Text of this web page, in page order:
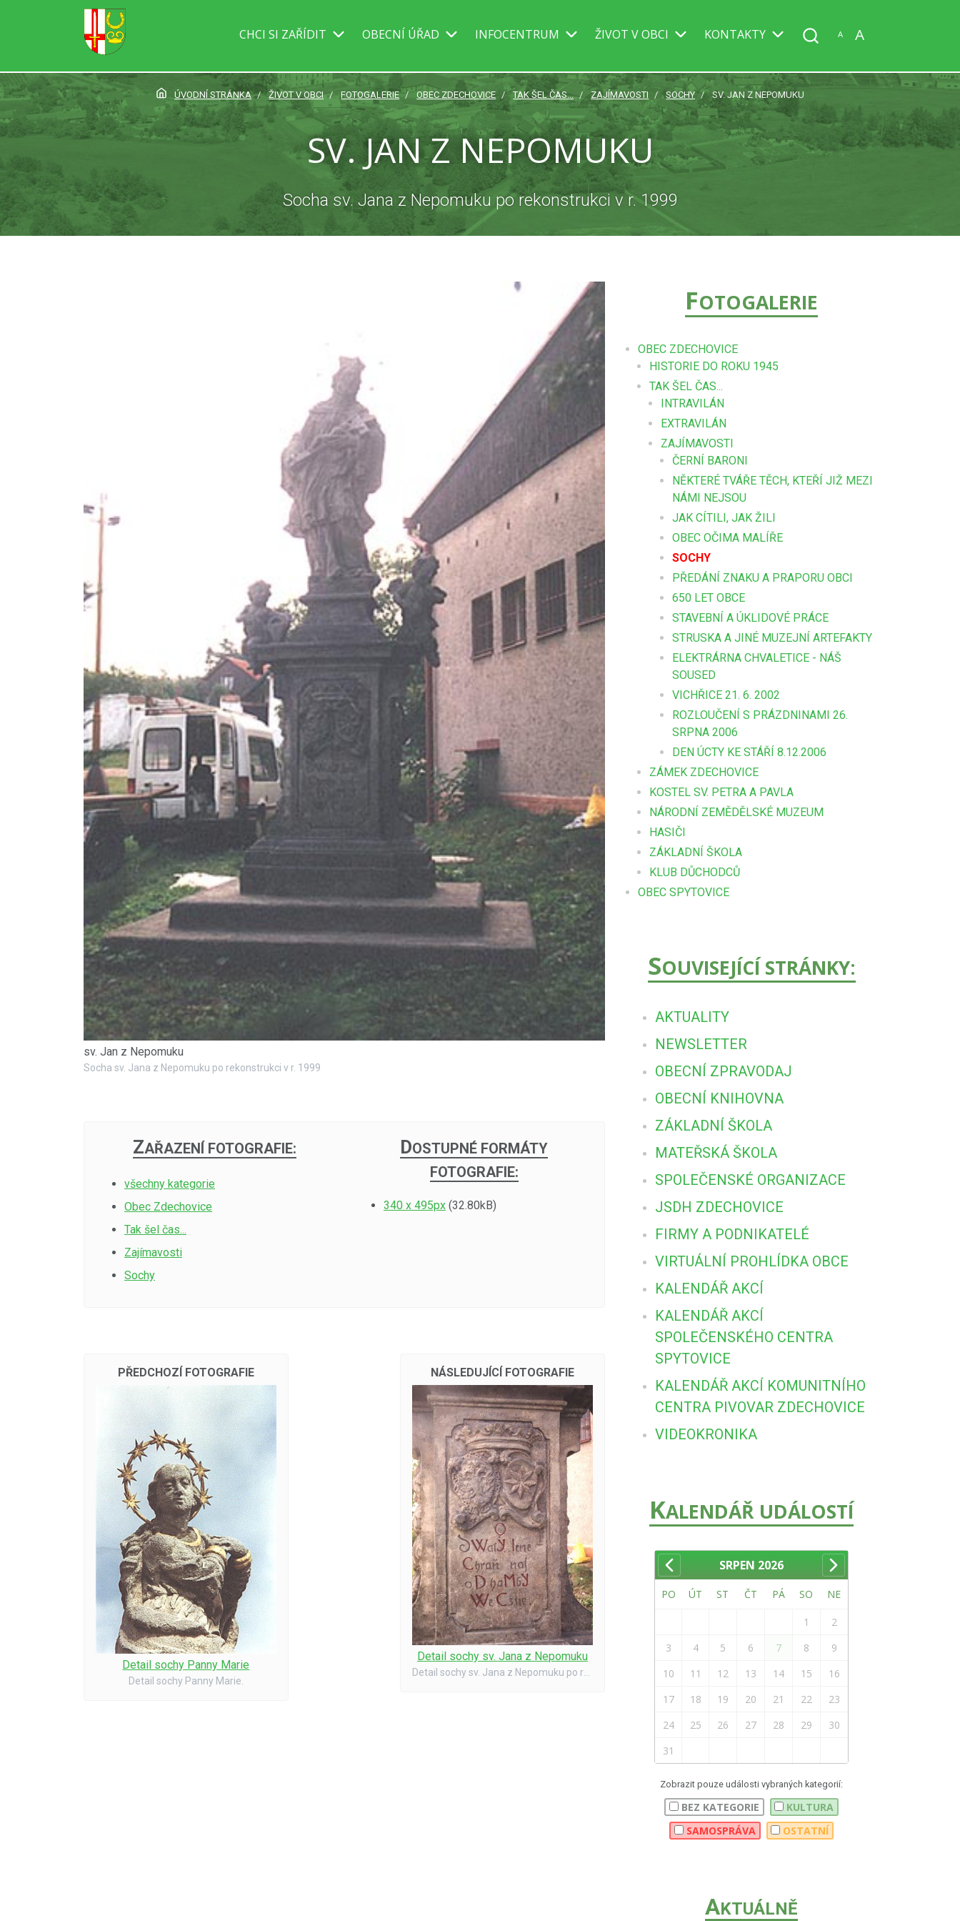
CHCI SI ZAŘÍDIT OBECNÍ ÚŘAD INFOCENTRUM ŽIVOT V OBCI KONTAKTY A A
ÚVODNÍ STRÁNKA ŽIVOT V OBCI FOTOGALERIE OBEC ZDECHOVICE TAK ŠEL ČAS... ZAJÍMAVOSTI SOCHY SV. JAN Z NEPOMUKU
SV. JAN Z NEPOMUKU
Socha sv. Jana z Nepomuku po rekonstrukci v r. 1999
sv. Jan z Nepomuku
Socha sv. Jana z Nepomuku po rekonstrukci v r. 1999
ZAŘAZENÍ FOTOGRAFIE:
všechny kategorie
Obec Zdechovice
Tak šel čas...
Zajímavosti
Sochy
DOSTUPNÉ FORMÁTY
FOTOGRAFIE:
340 x 495px (32.80kB)
PŘEDCHOZÍ FOTOGRAFIE
Detail sochy Panny Marie
Detail sochy Panny Marie.
NÁSLEDUJÍCÍ FOTOGRAFIE
Detail sochy sv. Jana z Nepomuku
FOTOGALERIE
OBEC ZDECHOVICE
HISTORIE DO ROKU 1945
TAK ŠEL ČAS...
INTRAVILÁN
EXTRAVILÁN
ZAJÍMAVOSTI
ČERNÍ BARONI
NĚKTERÉ TVÁŘE TĚCH, KTEŘÍ JIŽ MEZI
NÁMI NEJSOU
JAK CÍTILI, JAK ŽILI
OBEC OČIMA MALÍŘE
SOCHY
PŘEDÁNÍ ZNAKU A PRAPORU OBCI
650 LET OBCE
STAVEBNÍ A ÚKLIDOVÉ PRÁCE
STRUSKA A JINÉ MUZEJNÍ ARTEFAKTY
ELEKTRÁRNA CHVALETICE - NÁŠ
SOUSED
VICHŘICE 21. 6. 2002
ROZLOUČENÍ S PRÁZDNINAMI 26.
SRPNA 2006
DEN ÚCTY KE STÁŘÍ 8.12.2006
ZÁMEK ZDECHOVICE
KOSTEL SV. PETRA A PAVLA
NÁRODNÍ ZEMĚDĚLSKÉ MUZEUM
HASIČI
ZÁKLADNÍ ŠKOLA
KLUB DŮCHODCŮ
OBEC SPYTOVICE
SOUVISEJÍCÍ STRÁNKY:
AKTUALITY
NEWSLETTER
OBECNÍ ZPRAVODAJ
OBECNÍ KNIHOVNA
ZÁKLADNÍ ŠKOLA
MATEŘSKÁ ŠKOLA
SPOLEČENSKÉ ORGANIZACE
JSDH ZDECHOVICE
FIRMY A PODNIKATELÉ
VIRTUÁLNÍ PROHLÍDKA OBCE
KALENDÁŘ AKCÍ
KALENDÁŘ AKCÍ
SPOLEČENSKÉHO CENTRA
SPYTOVICE
KALENDÁŘ AKCÍ KOMUNITNÍHO
CENTRA PIVOVAR ZDECHOVICE
VIDEOKRONIKA
KALENDÁŘ UDÁLOSTÍ
SRPEN 2026
PO ÚT ST ČT PÁ SO NE
1
2
3
4 5 6 7 8
9
10
11 12 13 14 15
16
17
18 19 20 21 22
23
24
25 26 27 28 29
30
31
Zobrazit pouze události vybraných kategorií:
BEZ KATEGORIE
KULTURA
SAMOSPRÁVA
OSTATNÍ
AKTUÁLNĚ